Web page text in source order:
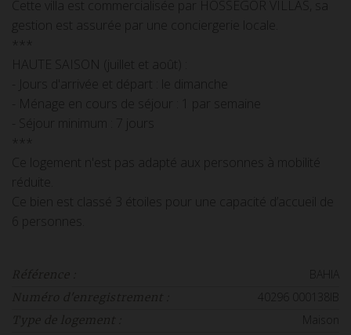
Cette villa est commercialisée par HOSSEGOR VILLAS, sa
gestion est assurée par une conciergerie locale.
***
HAUTE SAISON (juillet et août) :
- Jours d'arrivée et départ : le dimanche
- Ménage en cours de séjour : 1 par semaine
- Séjour minimum : 7 jours
***
Ce logement n'est pas adapté aux personnes à mobilité
réduite.
Ce bien est classé 3 étoiles pour une capacité d’accueil de
Référence : BAHIA
Numéro d'enregistrement : 40296 000138IB
Type de logement :